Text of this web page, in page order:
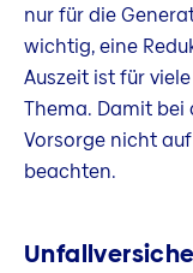
nur für die
wichtig, eine
Auszeit ist für
Thema. Damit bei
Vorsorge nicht
beachten.